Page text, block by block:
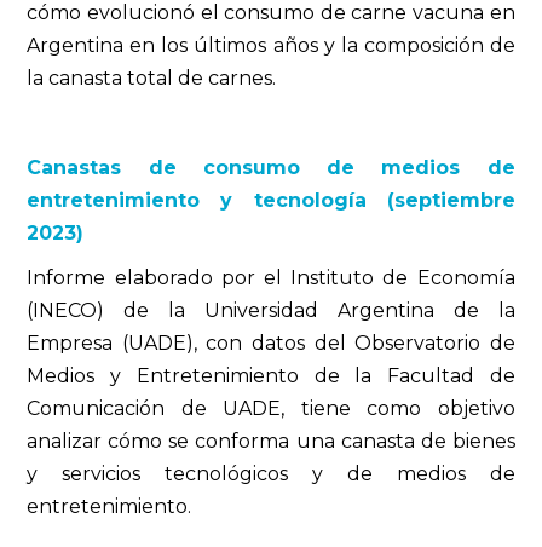
cómo evolucionó el consumo de carne vacuna en
Argentina en los últimos años y la composición de
la canasta total de carnes.
Canastas de consumo de medios de
entretenimiento y tecnología (septiembre
2023)
Informe elaborado por el Instituto de Economía
(INECO) de la Universidad Argentina de la
Empresa (UADE), con datos del Observatorio de
Medios y Entretenimiento de la Facultad de
Comunicación de UADE, tiene como objetivo
analizar cómo se conforma una canasta de bienes
y servicios tecnológicos y de medios de
entretenimiento.